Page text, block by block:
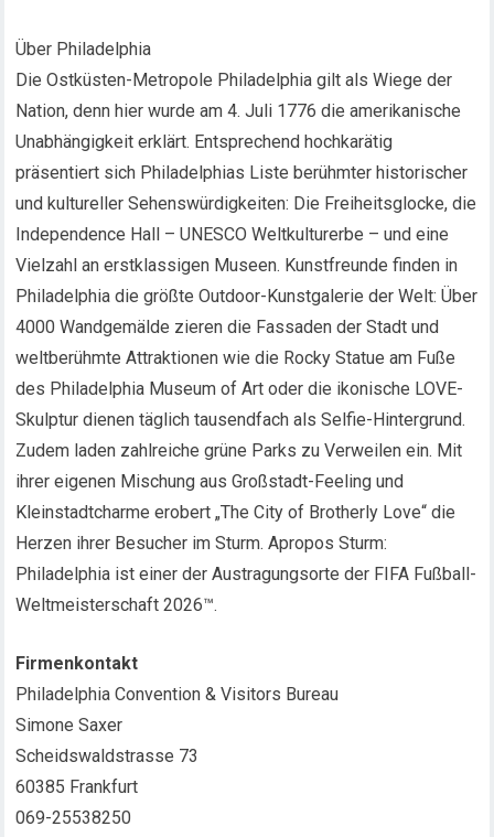
Über Philadelphia
Die Ostküsten-Metropole Philadelphia gilt als Wiege der
Nation, denn hier wurde am 4. Juli 1776 die amerikanische
Unabhängigkeit erklärt. Entsprechend hochkarätig
präsentiert sich Philadelphias Liste berühmter historischer
und kultureller Sehenswürdigkeiten: Die Freiheitsglocke, die
Independence Hall – UNESCO Weltkulturerbe – und eine
Vielzahl an erstklassigen Museen. Kunstfreunde finden in
Philadelphia die größte Outdoor-Kunstgalerie der Welt: Über
4000 Wandgemälde zieren die Fassaden der Stadt und
weltberühmte Attraktionen wie die Rocky Statue am Fuße
des Philadelphia Museum of Art oder die ikonische LOVE-
Skulptur dienen täglich tausendfach als Selfie-Hintergrund.
Zudem laden zahlreiche grüne Parks zu Verweilen ein. Mit
ihrer eigenen Mischung aus Großstadt-Feeling und
Kleinstadtcharme erobert „The City of Brotherly Love“ die
Herzen ihrer Besucher im Sturm. Apropos Sturm:
Philadelphia ist einer der Austragungsorte der FIFA Fußball-
Weltmeisterschaft 2026™.
Firmenkontakt
Philadelphia Convention & Visitors Bureau
Simone Saxer
Scheidswaldstrasse 73
60385 Frankfurt
069-25538250